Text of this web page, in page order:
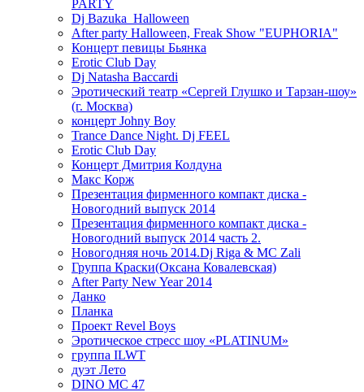
PARTY
Dj Bazuka_Halloween
After party Halloween, Freak Show "EUPHORIA"
Концерт певицы Бьянка
Erotic Club Day
Dj Natasha Baccardi
Эротический театр «Сергей Глушко и Тарзан-шоу»
(г. Москва)
концерт Johny Boy
Trance Dance Night. Dj FEEL
Erotic Club Day
Концерт Дмитрия Колдуна
Макс Корж
Презентация фирменного компакт диска -
Новогодний выпуск 2014
Презентация фирменного компакт диска -
Новогодний выпуск 2014 часть 2.
Новогодняя ночь 2014.Dj Riga & MC Zali
Группа Краски(Оксана Ковалевская)
After Party New Year 2014
Данко
Планка
Проект Revel Boys
Эротическое стресс шоу «PLATINUM»
группа ILWT
дуэт Лето
DINO MC 47